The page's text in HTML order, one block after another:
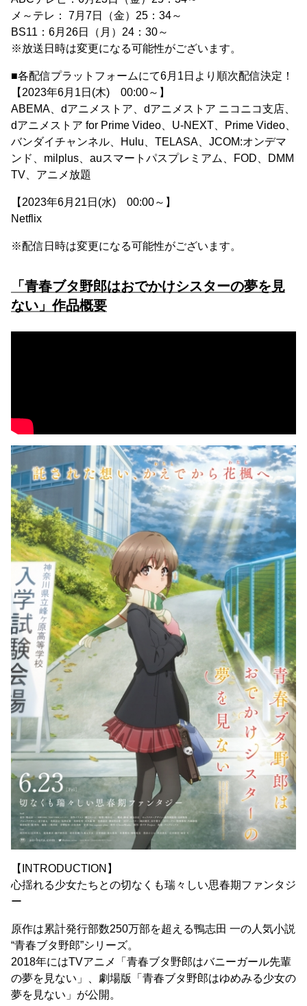
メ～テレ： 7月7日（金）25：34～
BS11：6月26日（月）24：30～
※放送日時は変更になる可能性がございます。
■各配信プラットフォームにて6月1日より順次配信決定！
【2023年6月1日(木) 00:00～】
ABEMA、dアニメストア、dアニメストア ニコニコ支店、
dアニメストア for Prime Video、U-NEXT、Prime Video、
バンダイチャンネル、Hulu、TELASA、JCOM:オンデマ
ンド、milplus、auスマートパスプレミアム、FOD、DMM
TV、アニメ放題
【2023年6月21日(水) 00:00～】
Netflix
※配信日時は変更になる可能性がございます。
「青春ブタ野郎はおでかけシスターの夢を見
ない」作品概要
【INTRODUCTION】
心揺れる少女たちとの切なくも瑞々しい思春期ファンタジ
ー
原作は累計発行部数250万部を超える鴨志田 一の人気小説
“青春ブタ野郎”シリーズ。
2018年にはTVアニメ「青春ブタ野郎はバニーガール先輩
の夢を見ない」、劇場版「青春ブタ野郎はゆめみる少女の
夢を見ない」が公開。